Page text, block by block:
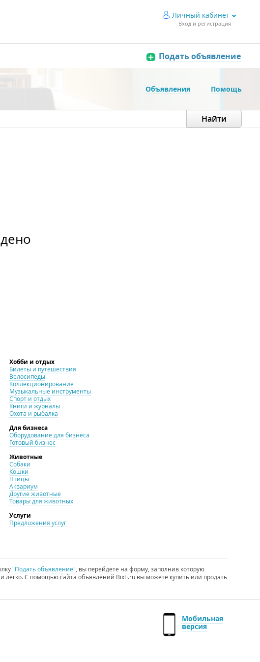
Личный кабинет
Вход и регистрация
Подать объявление
Объявления Помощь
Хобби и отдых
Билеты и путешествия
Велосипеды
Коллекционирование
Музыкальные инструменты
Спорт и отдых
Книги и журналы
Охота и рыбалка
Для бизнеса
Оборудование для бизнеса
Готовый бизнес
Животные
Собаки
Кошки
Птицы
Аквариум
Другие животные
Товары для животных
Услуги
Предложения услуг
"Подать объявление", вы перейдете на форму, заполнив которую
С помощью сайта объявлений Bixti.ru вы можете купить или продать
Мобильная
версия